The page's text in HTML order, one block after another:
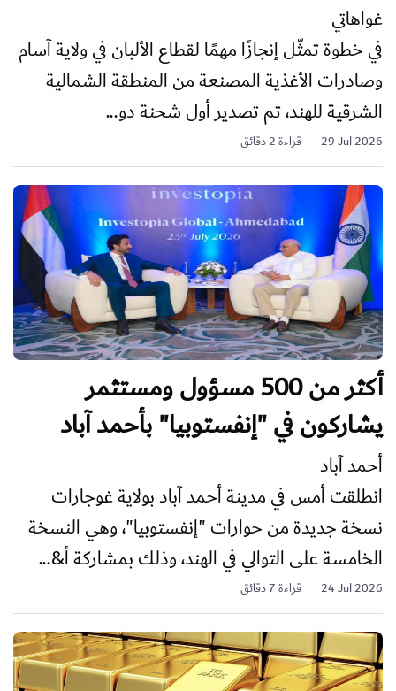
غواهاتي
في خطوة تمثّل إنجازًا مهمًا لقطاع الألبان في ولاية آسام
وصادرات الأغذية المصنعة من المنطقة الشمالية
الشرقية للهند، تم تصدير أول شحنة دو...
29 Jul 2026 قراءة 2 دقائق
أكثر من 500 مسؤول ومستثمر
يشاركون في "إنفستوبيا" بأحمد آباد
أحمد آباد
انطلقت أمس في مدينة أحمد آباد بولاية غوجارات
نسخة جديدة من حوارات "إنفستوبيا"، وهي النسخة
الخامسة على التوالي في الهند، وذلك بمشاركة أ&...
24 Jul 2026 قراءة 7 دقائق